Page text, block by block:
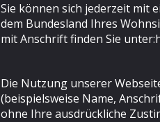
Sie können sich jederzeit mit
dem Bundesland Ihres
mit Anschrift finden Sie
Die Nutzung unserer
(beispielsweise Name,
ohne Ihre ausdrückliche